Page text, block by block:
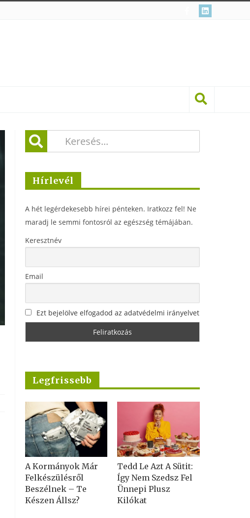
Hírlevél
A hét legérdekesebb hírei pénteken. Iratkozz fel! Ne
maradj le semmi fontosról az egészség témájában.
Keresztnév
Email
Ezt bejelölve elfogadod az adatvédelmi irányelvet
Legfrissebb
A Kormányok Már
Felkészülésről
Beszélnek – Te
Készen Állsz?
Tedd Le Azt A Sütit:
Így Nem Szedsz Fel
Ünnepi Plusz
Kilókat